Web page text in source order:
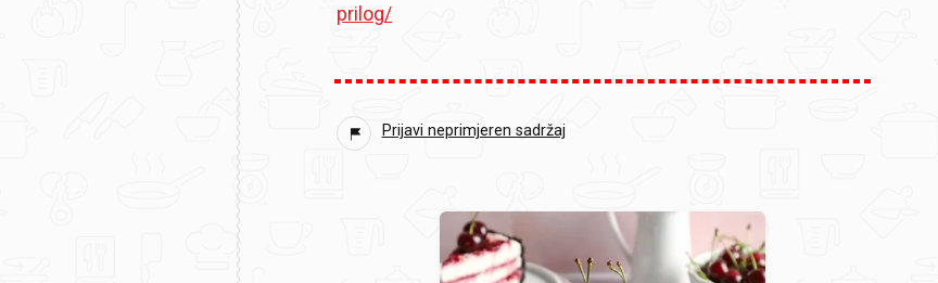
prilog/
Prijavi neprimjeren sadržaj